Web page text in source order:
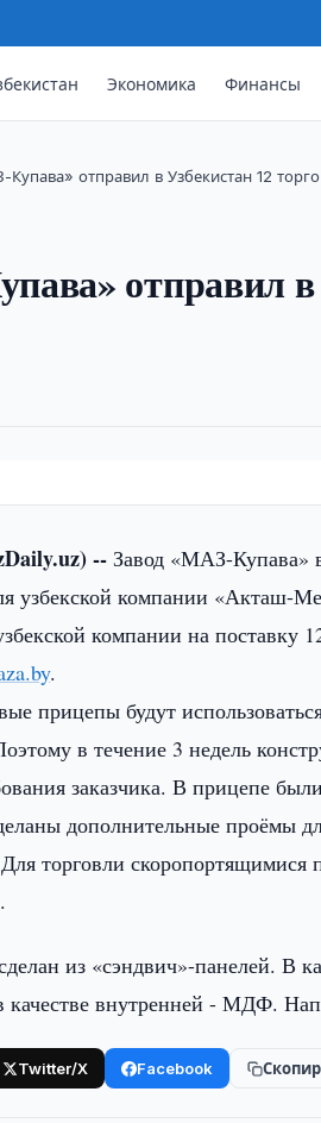
Экономика Финансы
отправил в Узбекистан 12
отправил
-- Завод «МАЗ-Купава»
узбекской компании «Акташ-
компании на поставку
.
прицепы будут
в течение 3 недель
заказчика. В прицепе
дополнительные проёмы
торговли
из «сэндвич»-панелей. В
качестве внутренней - МДФ.
Twitter/X Facebook